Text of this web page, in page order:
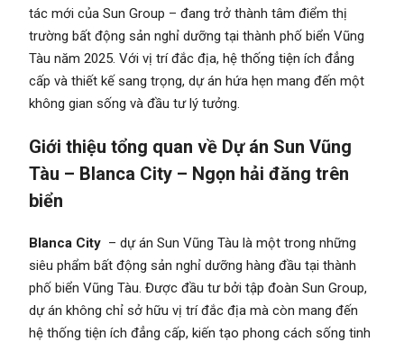
tác mới của Sun Group – đang trở thành tâm điểm thị
trường bất động sản nghỉ dưỡng tại thành phố biển Vũng
Tàu năm 2025. Với vị trí đắc địa, hệ thống tiện ích đẳng
cấp và thiết kế sang trọng, dự án hứa hẹn mang đến một
không gian sống và đầu tư lý tưởng.
Giới thiệu tổng quan về Dự án Sun Vũng
Tàu – Blanca City – Ngọn hải đăng trên
biển
Blanca City – dự án Sun Vũng Tàu là một trong những
siêu phẩm bất động sản nghỉ dưỡng hàng đầu tại thành
phố biển Vũng Tàu. Được đầu tư bởi tập đoàn Sun Group,
dự án không chỉ sở hữu vị trí đắc địa mà còn mang đến
hệ thống tiện ích đẳng cấp, kiến tạo phong cách sống tinh